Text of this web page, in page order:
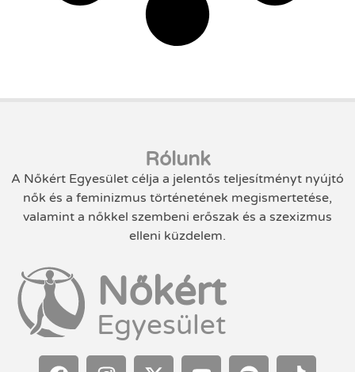
Rólunk
A Nőkért Egyesület célja a jelentős teljesítményt nyújtó
nők és a feminizmus történetének megismertetése,
valamint a nőkkel szembeni erőszak és a szexizmus
elleni küzdelem.
Nőkért
Egyesület